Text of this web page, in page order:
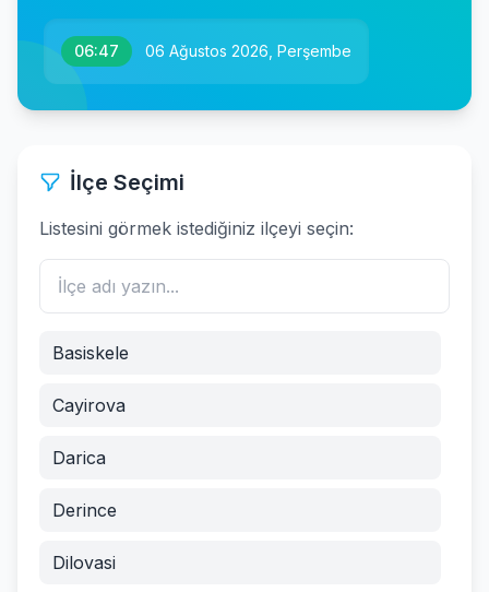
06:47 06 Ağustos 2026, Perşembe
İlçe Seçimi
Listesini görmek istediğiniz ilçeyi seçin:
Basiskele
Cayirova
Darica
Derince
Dilovasi